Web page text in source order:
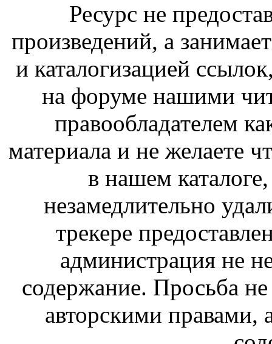
Ресурс не
произведений, а
и каталогизацией
на форуме нашими
правообладателем
материала и не желаете
в нашем
незамедлительно
трекере
администрация не
содержание. Просьба
авторскими правами,